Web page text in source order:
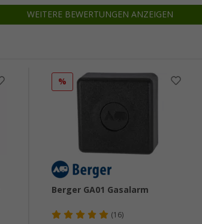
WEITERE BEWERTUNGEN ANZEIGEN
%
Berger GA01 Gasalarm
(16)